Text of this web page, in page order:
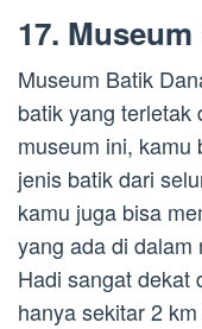
17.
Museum Batik
batik yang terletak
museum ini, kamu
jenis batik dari
kamu juga bisa
yang ada di dalam
Hadi sangat dekat
hanya sekitar 2